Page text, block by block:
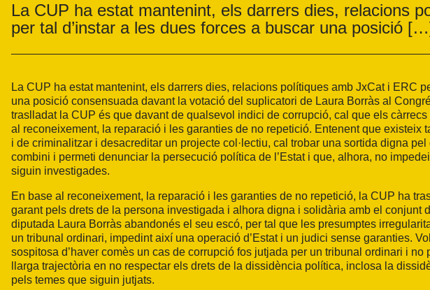
La CUP ha estat mantenint, els darrers dies, relacions
per tal d’instar a les dues forces a buscar una posició
La CUP ha estat mantenint, els darrers dies, relacions polítiques amb JxCat i ERC
una posició consensuada davant la votació del suplicatori de Laura Borràs al
traslladat la CUP és que davant de qualsevol indici de corrupció, cal que els
al reconeixement, la reparació i les garanties de no repetició. Entenent que existeix
i de criminalitzar i desacreditar un projecte col·lectiu, cal trobar una sortida digna
combini i permeti denunciar la persecució política de l’Estat i que, alhora, no
siguin investigades.
En base al reconeixement, la reparació i les garanties de no repetició, la CUP ha
garant pels drets de la persona investigada i alhora digna i solidària amb el conjunt
diputada Laura Borràs abandonés el seu escó, per tal que les presumptes
un tribunal ordinari, impedint així una operació d’Estat i un judici sense garanties.
sospitosa d’haver comès un cas de corrupció fos jutjada per un tribunal ordinari i no
llarga trajectòria en no respectar els drets de la dissidència política, inclosa la
pels temes que siguin jutjats.